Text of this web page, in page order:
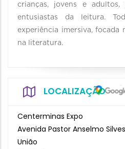
crianças, jovens e adultos,
entusiastas da leitura.
experiência imersiva, focada
na literatura.
LOCALIZAÇÃO
Centerminas Expo
Avenida Pastor Anselmo
União